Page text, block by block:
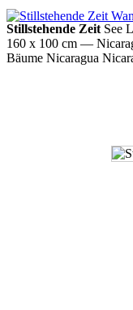
Stillstehende Zeit See
160 x 100 cm —
Bäume Nicaragua